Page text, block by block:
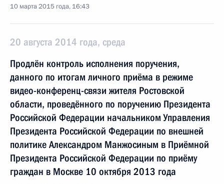
10 марта 2015 года, 16:43
20 августа 2014 года, среда
Продлён контроль исполнения поручения,
данного по итогам личного приёма в режиме
видео-конференц-связи жителя Ростовской
области, проведённого по поручению Президента
Российской Федерации начальником Управления
Президента Российской Федерации по внешней
политике Александром Манжосиным в Приёмной
Президента Российской Федерации по приёму
граждан в Москве 10 октября 2013 года